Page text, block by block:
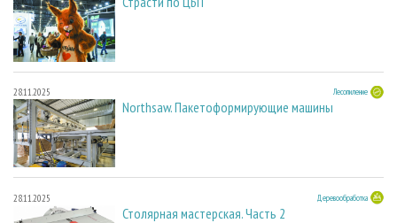
28.11.2025 Лесопиление
Northsaw. Пакетоформирующие машины
28.11.2025 Деревообработка
Столярная мастерская. Часть 2